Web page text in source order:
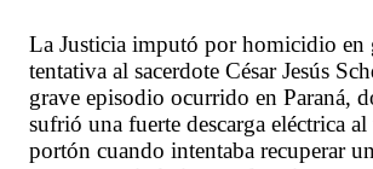
La Justicia imputó por homicidio en
tentativa al sacerdote César Jesús
grave episodio ocurrido en Paraná,
sufrió una fuerte descarga eléctrica
portón cuando intentaba recuperar